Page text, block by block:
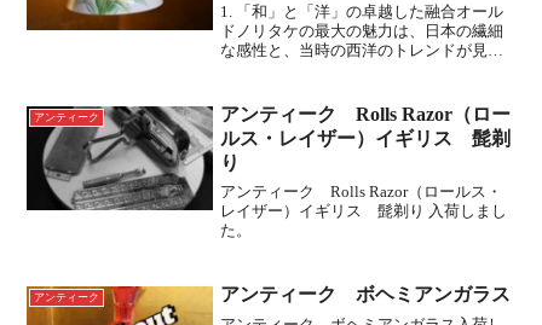
1. 「和」と「洋」の卓越した融合オール
ドノリタケの最大の魅力は、日本の繊細
な感性と、当時の西洋のトレンドが見事
洋の画風（アール・ヌーヴォーやアー
ル・デコなど）を熱心に...
アンティーク
アンティーク Rolls Razor（ロー
ルス・レイザー）イギリス 髭剃
り
アンティーク Rolls Razor（ロールス・
レイザー）イギリス 髭剃り 入荷しまし
た。
アンティーク アンティーク ボヘミアンガラス